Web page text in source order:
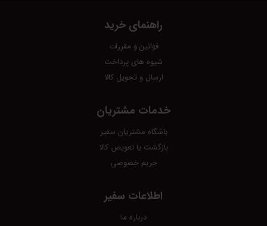
راهنمای خرید
قوانین و مقررات
شیوه های پرداخت
ارسال و تحویل کالا
خدمات مشتریان
باشگاه مشتریان سفیر
بازگشت یا تعویض کالا
حریم خصوصی
اطلاعات سفیر
درباره ما